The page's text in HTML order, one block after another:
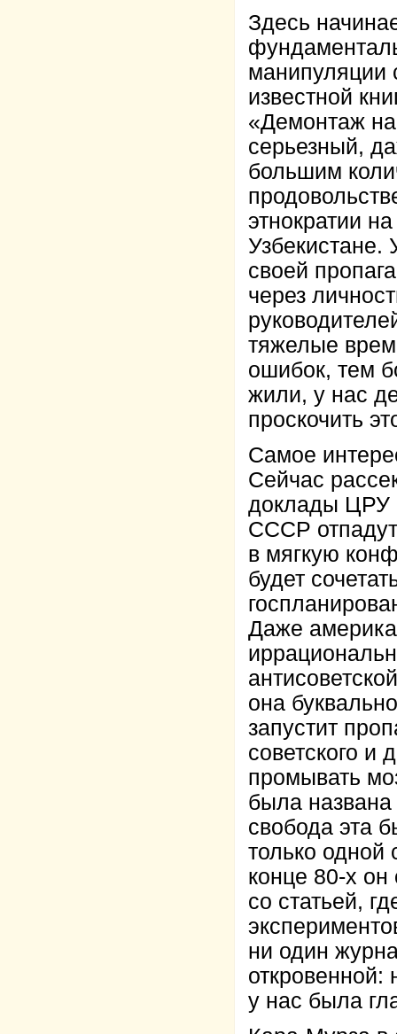
Здесь
манипуляции
известной
«Демонтаж
серьезный,
большим
этнократии
своей
через
тяжелые
ошибок, тем
жили, у нас
проскочить
Самое
Сейчас
доклады ЦРУ
СССР
в мягкую
будет
Даже
она
запустит
советского и
промывать
была названа
свобода эта
только одной
конце 80-х
со статьей,
ни один
откровенной:
у нас была